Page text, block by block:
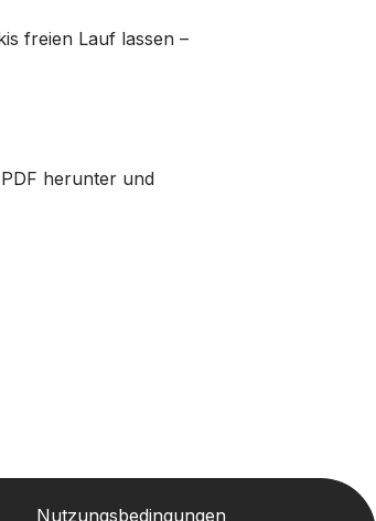
freien Lauf lassen –
herunter und
Nutzungsbedingungen